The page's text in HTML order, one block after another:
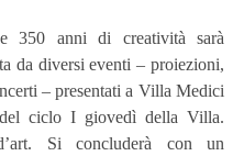
350 anni di creatività sarà
da diversi eventi – proiezioni,
– presentati a Villa Medici
del ciclo I giovedì della Villa.
Si concluderà con un